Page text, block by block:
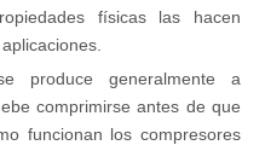
físicas las hacen
produce generalmente a
comprimirse antes de que
funcionan los compresores